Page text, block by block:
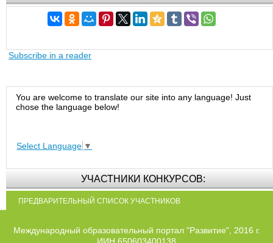
Subscribe in a reader
You are welcome to translate our site into any language! Just
chose the language below!
Select Language ▼
УЧАСТНИКИ КОНКУРСОВ:
ПРЕДВАРИТЕЛЬНЫЙ СПИСОК УЧАСТНИКОВ
Международный образовательный портал "Развитие", 2016 г.